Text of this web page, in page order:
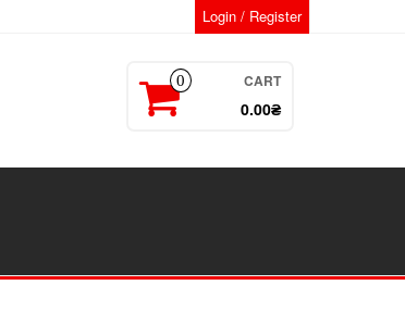
Login / Register
0 CART
0.00₴